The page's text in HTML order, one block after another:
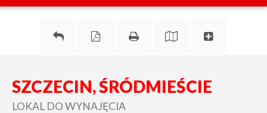
SZCZECIN, ŚRÓDMIEŚCIE
LOKAL DO WYNAJĘCIA